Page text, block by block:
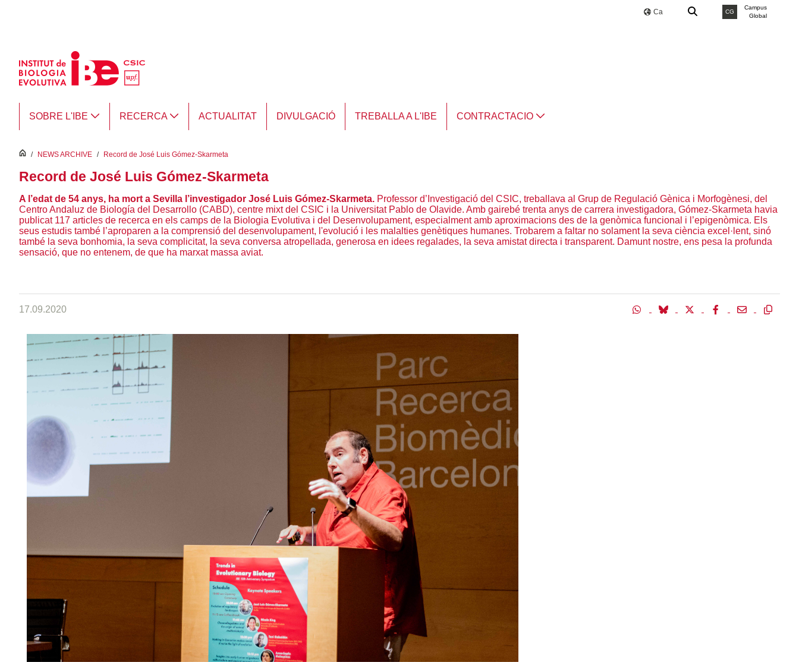
Ca CG
Campus
Global
SOBRE L'IBE RECERCA ACTUALITAT DIVULGACIÓ TREBALLA A L'IBE CONTRACTACIO
inici
/ NEWS ARCHIVE / Record de José Luis Gómez-Skarmeta
Record de José Luis Gómez-Skarmeta
A l’edat de 54 anys, ha mort a Sevilla l’investigador José Luis Gómez-Skarmeta. Professor d’Investigació del CSIC, treballava al Grup de Regulació Gènica i Morfogènesi, del
Centro Andaluz de Biología del Desarrollo (CABD), centre mixt del CSIC i la Universitat Pablo de Olavide. Amb gairebé trenta anys de carrera investigadora, Gómez-Skarmeta havia
publicat 117 articles de recerca en els camps de la Biologia Evolutiva i del Desenvolupament, especialment amb aproximacions des de la genòmica funcional i l’epigenòmica. Els
seus estudis també l’aproparen a la comprensió del desenvolupament, l'evolució i les malalties genètiques humanes. Trobarem a faltar no solament la seva ciència excel·lent, sinó
també la seva bonhomia, la seva complicitat, la seva conversa atropellada, generosa en idees regalades, la seva amistat directa i transparent. Damunt nostre, ens pesa la profunda
sensació, que no entenem, de que ha marxat massa aviat.
17.09.2020